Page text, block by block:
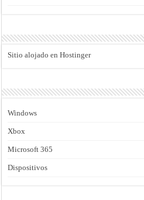
Sitio alojado en Hostinger
Windows
Xbox
Microsoft 365
Dispositivos